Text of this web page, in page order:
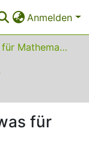
Anmelden
01 Fakultät für Mathematik
für